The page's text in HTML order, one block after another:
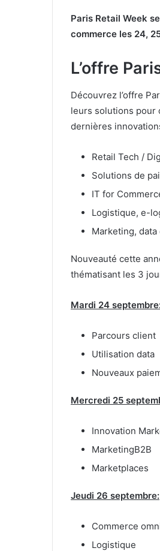
Paris Retail Week
commerce les 24,
L’offre
Découvrez l’offre
leurs solutions pour
dernières
Retail Tech /
Solutions de
IT for
Logistique, e-
Marketing,
Nouveauté cette
thématisant les 3
Mardi 24
Parcours client
Utilisation data
Nouveaux
Mercredi 25
Innovation
MarketingB2B
Marketplaces
Jeudi 26 septembre:
Commerce
Logistique